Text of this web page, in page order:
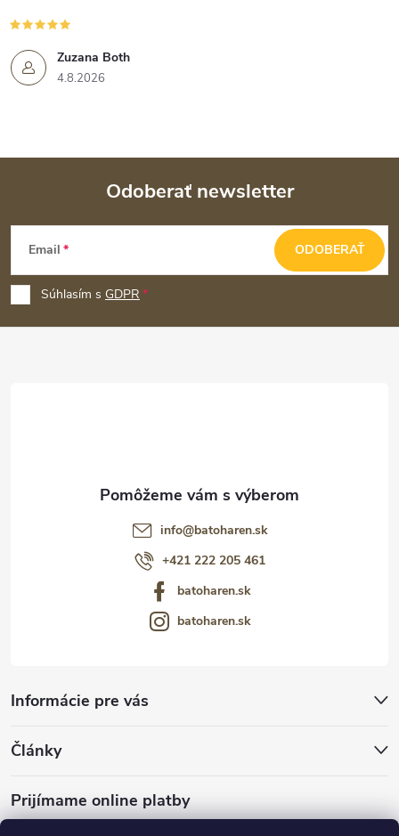
Zuzana Both
4.8.2026
Z
p
ä
Odoberať newsletter
Email
Súhlasím s GDPR
ODOBERAŤ
Informácie pre vás
Články
Prijímame online platby
info@batoharen.sk
+421 222 205 461
batoharen.sk
batoharen.sk